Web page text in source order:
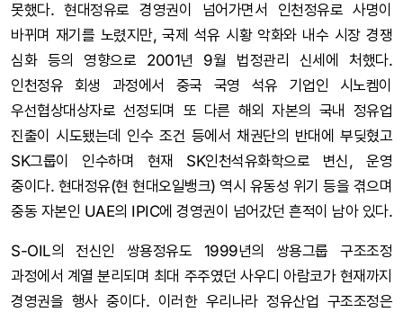
못했다. 현대정유로 경영권이 넘어가면서 인천정유로 사명이
바뀌며 재기를 노렸지만, 국제 석유 시황 악화와 내수 시장 경쟁
심화 등의 영향으로 2001년 9월 법정관리 신세에 처했다.
인천정유 회생 과정에서 중국 국영 석유 기업인 시노켐이
우선협상대상자로 선정되며 또 다른 해외 자본의 국내 정유업
진출이 시도됐는데 인수 조건 등에서 채권단의 반대에 부딪혔고
SK그룹이 인수하며 현재 SK인천석유화학으로 변신, 운영
중이다. 현대정유(현 현대오일뱅크) 역시 유동성 위기 등을 겪으며
중동 자본인 UAE의 IPIC에 경영권이 넘어갔던 흔적이 남아 있다.
S-OIL의 전신인 쌍용정유도 1999년의 쌍용그룹 구조조정
과정에서 계열 분리되며 최대 주주였던 사우디 아람코가 현재까지
경영권을 행사 중이다. 이러한 우리나라 정유산업 구조조정은